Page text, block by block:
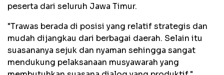
peserta dari seluruh Jawa Timur.
"Trawas berada di posisi yang relatif strategis dan
mudah dijangkau dari berbagai daerah. Selain itu
suasananya sejuk dan nyaman sehingga sangat
mendukung pelaksanaan musyawarah yang